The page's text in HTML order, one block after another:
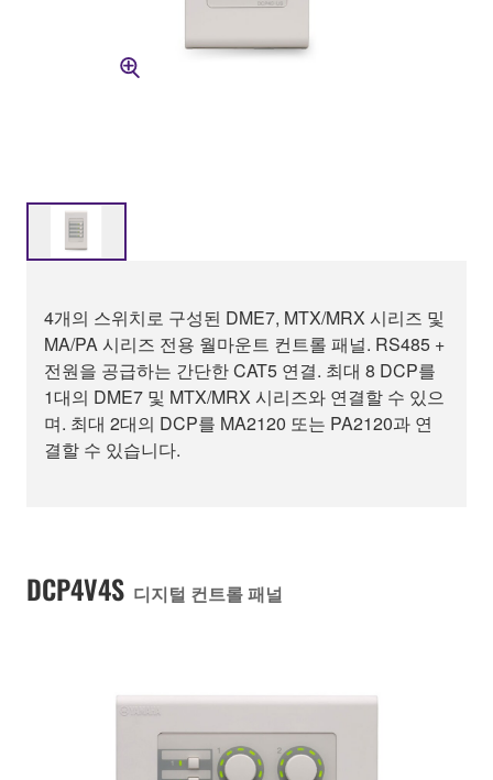
4개의 스위치로 구성된 DME7, MTX/MRX 시리즈 및
MA/PA 시리즈 전용 월마운트 컨트롤 패널. RS485 +
전원을 공급하는 간단한 CAT5 연결. 최대 8 DCP를
1대의 DME7 및 MTX/MRX 시리즈와 연결할 수 있으
며. 최대 2대의 DCP를 MA2120 또는 PA2120과 연
결할 수 있습니다.
DCP4V4S 디지털 컨트롤 패널